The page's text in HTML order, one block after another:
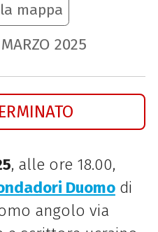
mappa
MARZO 2025
, alle ore 18.00,
Duomodi
angolo via